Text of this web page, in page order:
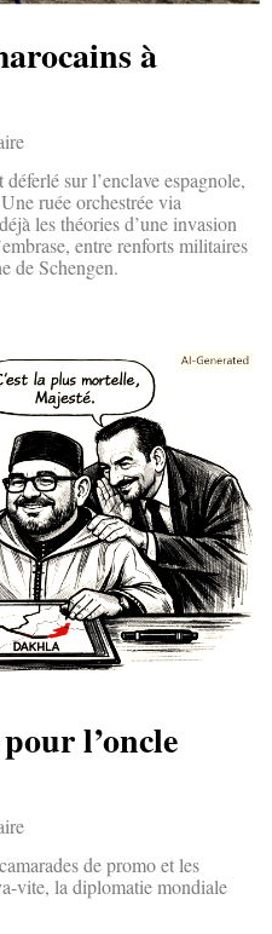
à
sur l’enclave espagnole,
ruée orchestrée via
les théories d’une invasion
entre renforts militaires
de Schengen.
l’oncle
de promo et les
vite, la diplomatie mondiale